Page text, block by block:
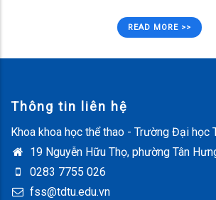
READ MORE >>
Thông tin liên hệ
Khoa khoa học thể thao - Trường Đại học
19 Nguyễn Hữu Thọ, phường Tân
0283 7755 026
fss@tdtu.edu.vn